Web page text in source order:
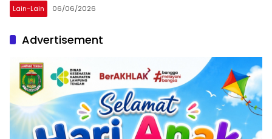
Lain-Lain 06/06/2026
Advertisement